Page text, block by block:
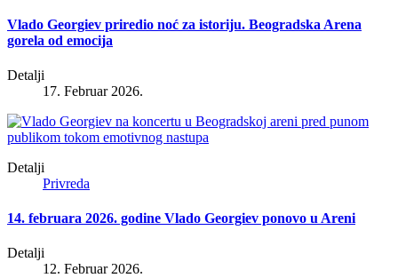
Vlado Georgiev priredio noć za istoriju. Beogradska Arena
gorela od emocija
Detalji
17. Februar 2026.
Detalji
Privreda
14. februara 2026. godine Vlado Georgiev ponovo u Areni
Detalji
12. Februar 2026.